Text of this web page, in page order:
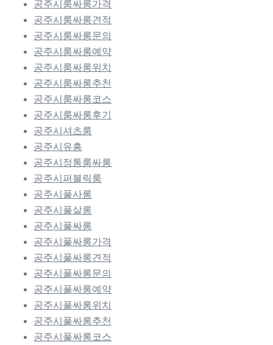
공주시룸싸롱가격
공주시룸싸롱견적
공주시룸싸롱문의
공주시룸싸롱예약
공주시룸싸롱위치
공주시룸싸롱추천
공주시룸싸롱코스
공주시룸싸롱후기
공주시셔츠룸
공주시유흥
공주시정통룸싸롱
공주시퍼블릭룸
공주시풀사롱
공주시풀살롱
공주시풀싸롱
공주시풀싸롱가격
공주시풀싸롱견적
공주시풀싸롱문의
공주시풀싸롱예약
공주시풀싸롱위치
공주시풀싸롱추천
공주시풀싸롱코스